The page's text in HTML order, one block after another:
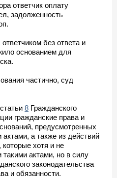
ответчик оплату
задолженность
без ответа и
основанием для
частично, суд
8 Гражданского
гражданские права и
предусмотренных
а также из действий
хотя и не
актами, но в силу
законодательства
и обязанности.